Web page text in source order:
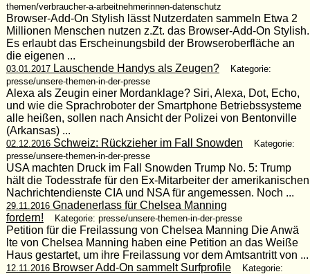
themen/verbraucher-a-arbeitnehmerinnen-datenschutz
Browser-Add-On Stylish lässt Nutzerdaten sammeln Etwa 2
Millionen Menschen nutzen z.Zt. das Browser-Add-On Stylish.
Es erlaubt das Erscheinungsbild der Browseroberfläche an
die eigenen ...
03.01.2017Lauschende Handys als Zeugen?
Kategorie:
presse/unsere-themen-in-der-presse
Alexa als Zeugin einer Mordanklage? Siri, Alexa, Dot, Echo,
und wie die Sprachroboter der Smartphone Betriebssysteme
alle heißen, sollen nach Ansicht der Polizei von Bentonville
(Arkansas) ...
02.12.2016Schweiz: Rückzieher im Fall Snowden
Kategorie:
presse/unsere-themen-in-der-presse
USA machten Druck im Fall Snowden Trump No. 5: Trump
hält die Todesstrafe für den Ex-Mitarbeiter der amerikanischen
Nachrichtendienste CIA und NSA für angemessen. Noch ...
29.11.2016Gnadenerlass für Chelsea Manning
fordern!
Kategorie: presse/unsere-themen-in-der-presse
Petition für die Freilassung von Chelsea Manning Die Anwä
lte von Chelsea Manning haben eine Petition an das Weiße
Haus gestartet, um ihre Freilassung vor dem Amtsantritt von ...
12.11.2016Browser Add-On sammelt Surfprofile
Kategorie: